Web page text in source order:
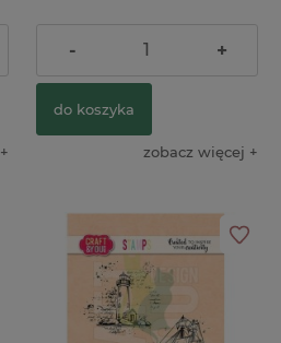
18,90 zł
- +
do koszyka
zobacz więcej